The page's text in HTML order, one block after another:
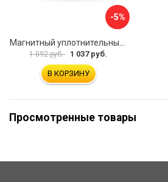
-5%
1 092 руб. 1 037 руб.
В КОРЗИНУ
Просмотренные товары